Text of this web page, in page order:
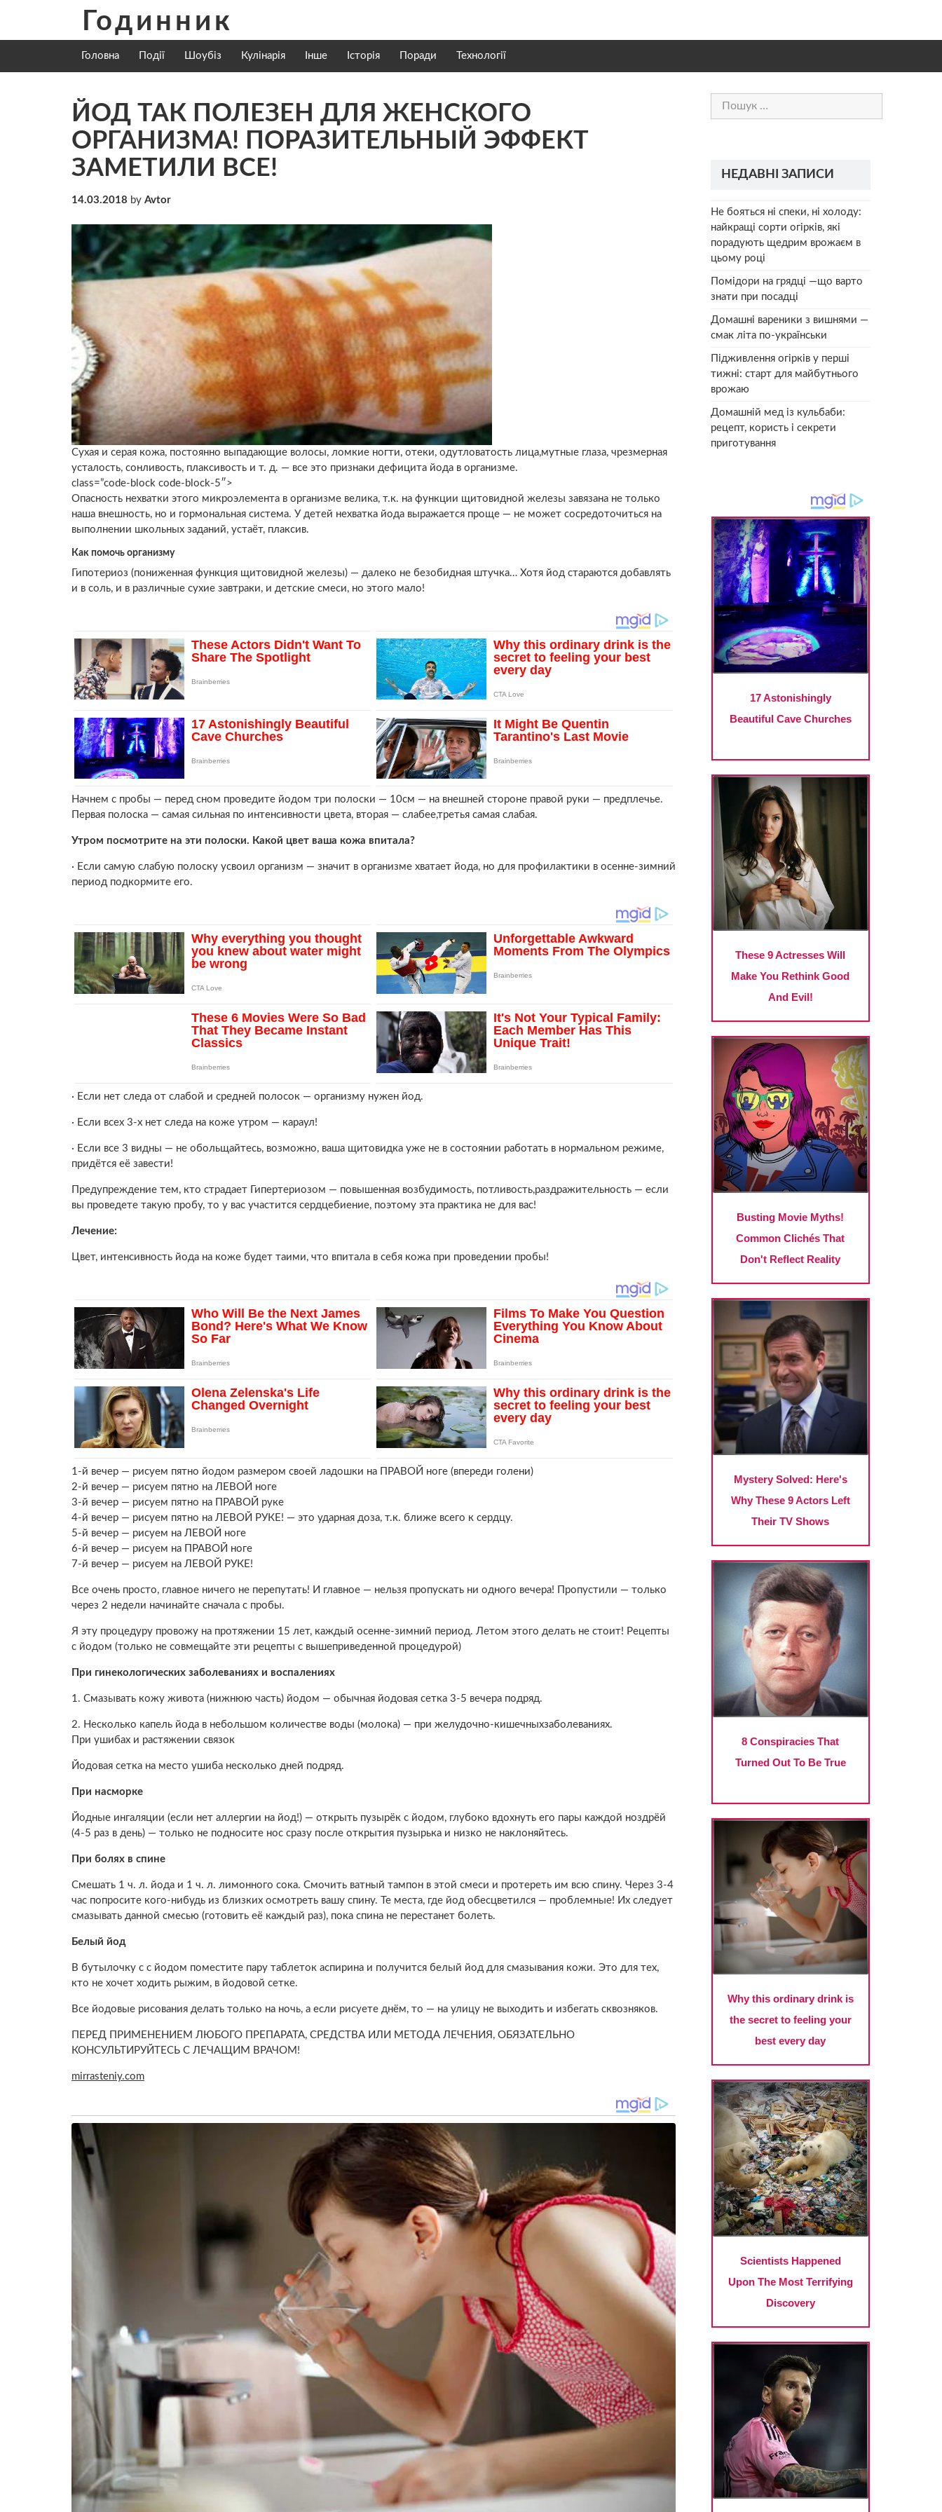
content
Годинник
Головна Події Шоубіз Кулінарія Інше Історія Поради Технології
ЙОД ТАК ПОЛЕЗЕН ДЛЯ ЖЕНСКОГО
ОРГАНИЗМА! ПОРАЗИТЕЛЬНЫЙ ЭФФЕКТ
ЗАМЕТИЛИ ВСЕ!
14.03.2018 by Avtor
Сухая и серая кожа, постоянно выпадающие волосы, ломкие ногти, отеки, одутловатость лица,мутные глаза, чрезмерная
усталость, сонливость, плаксивость и т. д. — все это признаки дефицита йода в организме.
class=”code-block code-block-5″>
Опасность нехватки этого микроэлемента в организме велика, т.к. на функции щитовидной железы завязана не только
наша внешность, но и гормональная система. У детей нехватка йода выражается проще — не может сосредоточиться на
выполнении школьных заданий, устаёт, плаксив.
Как помочь организму
Гипотериоз (пониженная функция щитовидной железы) — далеко не безобидная штучка… Хотя йод стараются добавлять
и в соль, и в различные сухие завтраки, и детские смеси, но этого мало!
Начнем с пробы — перед сном проведите йодом три полоски — 10см — на внешней стороне правой руки — предплечье.
Первая полоска — самая сильная по интенсивности цвета, вторая — слабее,третья самая слабая.
Утром посмотрите на эти полоски. Какой цвет ваша кожа впитала?
· Если самую слабую полоску усвоил организм — значит в организме хватает йода, но для профилактики в осенне-зимний
период подкормите его.
· Если нет следа от слабой и средней полосок — организму нужен йод.
· Если всех 3-х нет следа на коже утром — караул!
· Если все 3 видны — не обольщайтесь, возможно, ваша щитовидка уже не в состоянии работать в нормальном режиме,
придётся её завести!
Предупреждение тем, кто страдает Гипертериозом — повышенная возбудимость, потливость,раздражительность — если
вы проведете такую пробу, то у вас участится сердцебиение, поэтому эта практика не для вас!
Лечение:
Цвет, интенсивность йода на коже будет таими, что впитала в себя кожа при проведении пробы!
1-й вечер — рисуем пятно йодом размером своей ладошки на ПРАВОЙ ноге (впереди голени)
2-й вечер — рисуем пятно на ЛЕВОЙ ноге
3-й вечер — рисуем пятно на ПРАВОЙ руке
4-й вечер — рисуем пятно на ЛЕВОЙ РУКЕ! — это ударная доза, т.к. ближе всего к сердцу.
5-й вечер — рисуем на ЛЕВОЙ ноге
6-й вечер — рисуем на ПРАВОЙ ноге
7-й вечер — рисуем на ЛЕВОЙ РУКЕ!
Все очень просто, главное ничего не перепутать! И главное — нельзя пропускать ни одного вечера! Пропустили — только
через 2 недели начинайте сначала с пробы.
Я эту процедуру провожу на протяжении 15 лет, каждый осенне-зимний период. Летом этого делать не стоит! Рецепты
с йодом (только не совмещайте эти рецепты с вышеприведенной процедурой)
При гинекологических заболеваниях и воспалениях
1. Смазывать кожу живота (нижнюю часть) йодом — обычная йодовая сетка 3-5 вечера подряд.
2. Несколько капель йода в небольшом количестве воды (молока) — при желудочно-кишечныхзаболеваниях.
При ушибах и растяжении связок
Йодовая сетка на место ушиба несколько дней подряд.
При насморке
Йодные ингаляции (если нет аллергии на йод!) — открыть пузырёк с йодом, глубоко вдохнуть его пары каждой ноздрёй
(4-5 раз в день) — только не подносите нос сразу после открытия пузырька и низко не наклоняйтесь.
При болях в спине
Смешать 1 ч. л. йода и 1 ч. л. лимонного сока. Смочить ватный тампон в этой смеси и протереть им всю спину. Через 3-4
час попросите кого-нибудь из близких осмотреть вашу спину. Те места, где йод обесцветился — проблемные! Их следует
смазывать данной смесью (готовить её каждый раз), пока спина не перестанет болеть.
Белый йод
В бутылочку с с йодом поместите пару таблеток аспирина и получится белый йод для смазывания кожи. Это для тех,
кто не хочет ходить рыжим, в йодовой сетке.
Все йодовые рисования делать только на ночь, а если рисуете днём, то — на улицу не выходить и избегать сквозняков.
ПЕРЕД ПРИМЕНЕНИЕМ ЛЮБОГО ПРЕПАРАТА, СРЕДСТВА ИЛИ МЕТОДА ЛЕЧЕНИЯ, ОБЯЗАТЕЛЬНО
КОНСУЛЬТИРУЙТЕСЬ С ЛЕЧАЩИМ ВРАЧОМ!
mirrasteniy.com
Пошук:
НЕДАВНІ ЗАПИСИ
Не бояться ні спеки, ні холоду:
найкращі сорти огірків, які
порадують щедрим врожаєм в
цьому році
Помідори на грядці —що варто
знати при посадці
Домашні вареники з вишнями —
смак літа по-українськи
Підживлення огірків у перші
тижні: старт для майбутнього
врожаю
Домашній мед із кульбаби:
рецепт, користь і секрети
приготування